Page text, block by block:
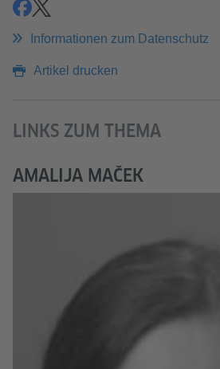
teilenteilen
Informationen zum Datenschutz
Artikel drucken
LINKS ZUM THEMA
AMALIJA MAČEK